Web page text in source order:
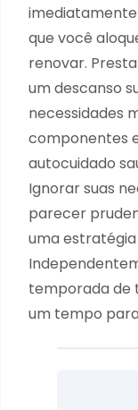
que você
renovar.
um descanso
necessidades
componentes
autocuidado
Ignorar suas
parecer
uma
temporada de
um tempo